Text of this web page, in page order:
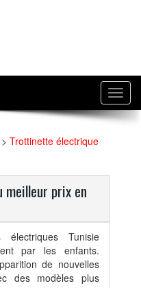
> Trottinette électrique
prix en
électriques Tunisie
par les enfants.
de nouvelles
des modèles plus